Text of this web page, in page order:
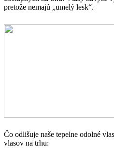
pretože nemajú „umelý lesk“.
Čo odlišuje naše tepelne odolné
vlasov na trhu: